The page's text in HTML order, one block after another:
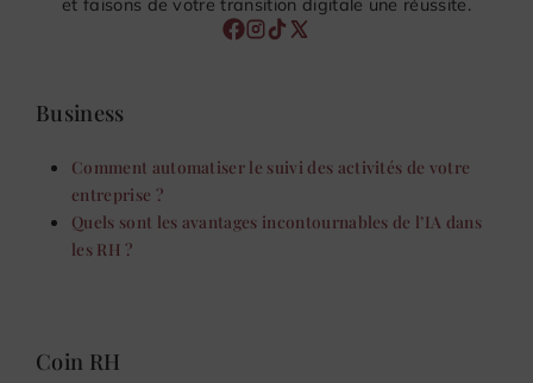
et faisons de votre transition digitale une réussite.
Business
Comment automatiser le suivi des activités de votre
entreprise ?
Quels sont les avantages incontournables de l’IA dans
les RH ?
Coin RH